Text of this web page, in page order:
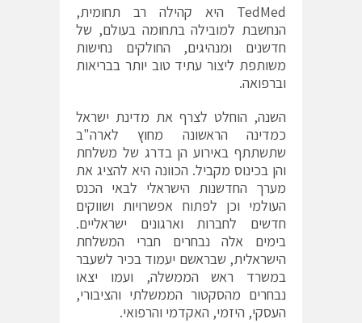
TedMed היא קהילה רב תחומית,
הנחשבת למובילה בתחומה בעולם, של
חדשנים ומנהיגים, החולקים נחישות
משותפת ליצור עתיד טוב יותר בבריאות
וברפואה.
השנה, הוחלט לצרף את מדינת ישראל
כמדינה הראשונה מחוץ לארה"ב
שתשתתף באירוע הן בדרג של משלחת
והן בכינוס מקביל. הכוונה היא להציג את
מערך החדשנות הישראלי לבאי הכנס
העולמי וכן לפתוח אפשרויות ושווקים
חדשים לחברות וארגונים ישראליים.
בימים אלה נבחרים חברי המשלחת
הישראלית, שבראשם יעמוד בכיר לשעבר
במשרד ראש הממשלה, ועמו יצאו
נבחרים מהסקטור הממשלתי והציבורי,
העסקי, היזמי, האקדמי והרפואי.